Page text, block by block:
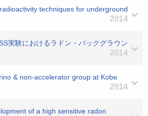
techniques for underground
2014
実験におけるラドン・バックグラウン
2014
& non-accelerator group at Kobe
2014
of a high sensitive radon